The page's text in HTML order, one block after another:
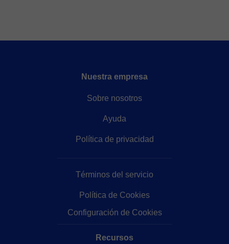
Nuestra empresa
Sobre nosotros
Ayuda
Política de privacidad
Términos del servicio
Política de Cookies
Configuración de Cookies
Recursos